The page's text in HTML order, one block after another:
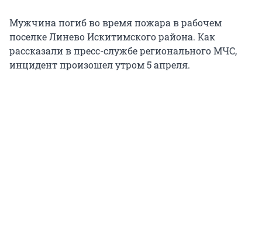
Мужчина погиб во время пожара в рабочем
поселке Линево Искитимского района. Как
рассказали в пресс-службе регионального МЧС,
инцидент произошел утром 5 апреля.